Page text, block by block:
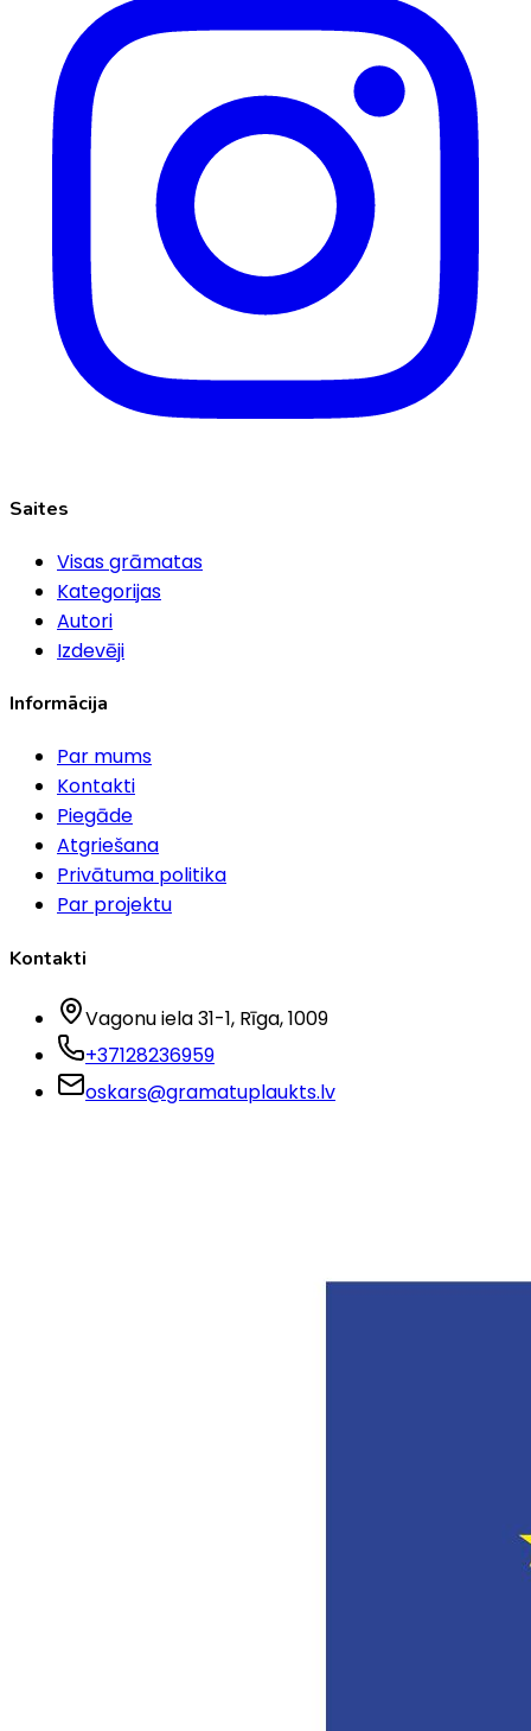
Saites
Visas grāmatas
Kategorijas
Autori
Izdevēji
Informācija
Par mums
Kontakti
Piegāde
Atgriešana
Privātuma politika
Par projektu
Kontakti
Vagonu iela 31-1, Rīga, 1009
+37128236959
oskars@gramatuplaukts.lv